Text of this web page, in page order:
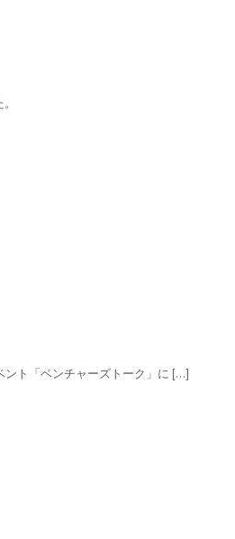
ント「ベンチャーズトーク」に […]